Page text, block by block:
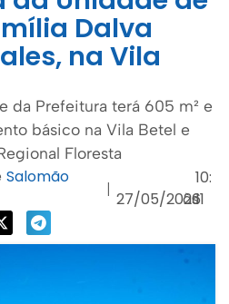
Dalva
na Vila
da Prefeitura terá 605 m² e
básico na Vila Betel e
Floresta
Salomão
|
27/05/2026
às
10:
11